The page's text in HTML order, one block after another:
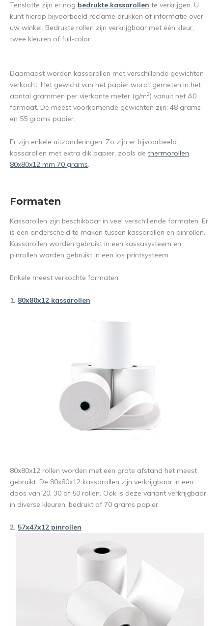
Tenslotte zijn er nog bedrukte kassarollen te verkrijgen. U
kunt hierop bijvoorbeeld reclame drukken of informatie over
uw winkel. Bedrukte rollen zijn verkrijgbaar met één kleur,
twee kleuren of full-color.
Daarnaast worden kassarollen met verschillende gewichten
verkocht. Het gewicht van het papier wordt gemeten in het
aantal grammen per vierkante meter (g/m2) vanuit het A0
formaat. De meest voorkomende gewichten zijn: 48 grams
en 55 grams papier.
Er zijn enkele uitzonderingen. Zo zijn er bijvoorbeeld
kassarollen met extra dik papier, zoals de thermorollen
80x80x12 mm 70 grams.
Formaten
Kassarollen zijn beschikbaar in veel verschillende formaten. Er
is een onderscheid te maken tussen kassarollen en pinrollen.
Kassarollen worden gebruikt in een kassasysteem en
pinrollen worden gebruikt in een los printsysteem.
Enkele meest verkochte formaten:
1. 80x80x12 kassarollen
80x80x12 rollen worden met een grote afstand het meest
gebruikt. De 80x80x12 kassarollen zijn verkrijgbaar in een
doos van 20, 30 of 50 rollen. Ook is deze variant verkrijgbaar
in diverse kleuren, bedrukt of 70 grams papier.
2. 57x47x12 pinrollen